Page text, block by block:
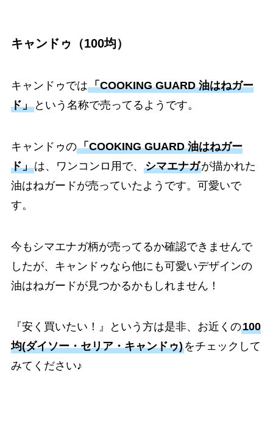
キャンドゥ（100均）
キャンドゥでは「COOKING GUARD 油はねガー
ド」という名称で売ってるようです。
キャンドゥの「COOKING GUARD 油はねガー
ド」は、ワンコンロ用で、 シマエナガが描かれた
油はねガードが売っていたようです。可愛いで
す。
今もシマエナガ柄が売ってるか確認できませんで
したが、キャンドゥなら他にも可愛いデザインの
油はねガードが見つかるかもしれません！
『安く買いたい！』という方は是非、お近くの100
均(ダイソー・セリア・キャンドゥ)をチェックして
みてください♪